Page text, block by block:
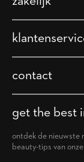
contact
get the best
ontdek de nieuwste
beauty-tips van